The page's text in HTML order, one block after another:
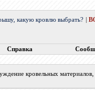
какую кровлю выбрать?
Справка
кровельных